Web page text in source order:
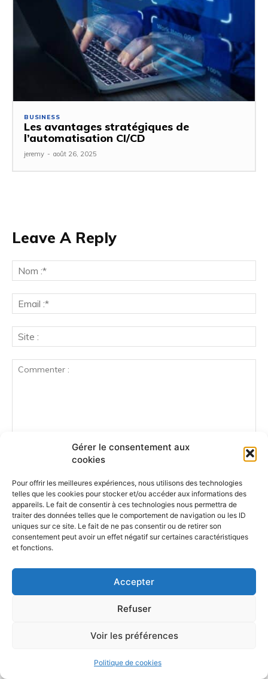
Gérer le consentement aux
cookies
Pour offrir les meilleures expériences, nous utilisons des technologies
telles que les cookies pour stocker et/ou accéder aux informations des
appareils. Le fait de consentir à ces technologies nous permettra de
traiter des données telles que le comportement de navigation ou les ID
uniques sur ce site. Le fait de ne pas consentir ou de retirer son
consentement peut avoir un effet négatif sur certaines caractéristiques
et fonctions.
Accepter
Refuser
Voir les préférences
Politique de cookies
BUSINESS
Les avantages stratégiques de
l’automatisation CI/CD
jeremy - août 26, 2025
Leave A Reply
:
:*
:*
:
Restez à l'écoute - Recevez les
dernières actualités dans votre
boîte mail